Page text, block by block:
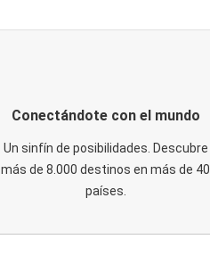
Conectándote con el mundo
Un sinfín de posibilidades. Descubre
más de 8.000 destinos en más de 40
países.